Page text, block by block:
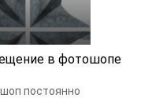
в фотошопе
постоянно